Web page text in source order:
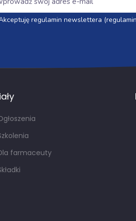
regulamin newslettera
farmaceuty